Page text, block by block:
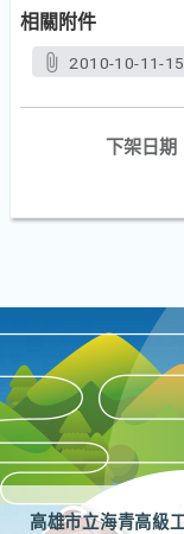
相關附件
2010-10-11-
下架日期
高雄市立海青高級